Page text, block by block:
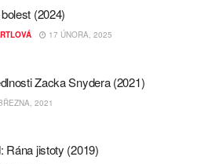
(2024)
17 ÚNORA, 2025
Zacka Snydera (2021)
2021
Rána jistoty (2019)